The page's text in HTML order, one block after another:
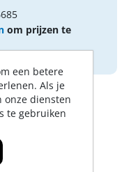
om prijzen te
een betere
Als je
onze diensten
te gebruiken